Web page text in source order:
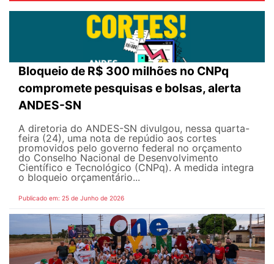
Bloqueio de R$ 300 milhões no CNPq
compromete pesquisas e bolsas, alerta
ANDES-SN
A diretoria do ANDES-SN divulgou, nessa quarta-
feira (24), uma nota de repúdio aos cortes
promovidos pelo governo federal no orçamento
do Conselho Nacional de Desenvolvimento
Científico e Tecnológico (CNPq). A medida integra
o bloqueio orçamentário...
Publicado em: 25 de Junho de 2026